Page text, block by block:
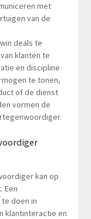
met
van de
deals te
klanten te
en discipline
te tonen,
of de dienst
vormen de
kan op
Een
doen in
klantinteractie en